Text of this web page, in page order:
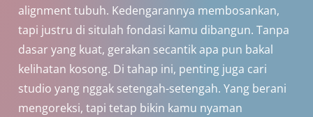
alignment tubuh. Kedengarannya membosankan,
tapi justru di situlah fondasi kamu dibangun. Tanpa
dasar yang kuat, gerakan secantik apa pun bakal
kelihatan kosong. Di tahap ini, penting juga cari
studio yang nggak setengah-setengah. Yang berani
mengoreksi, tapi tetap bikin kamu nyaman